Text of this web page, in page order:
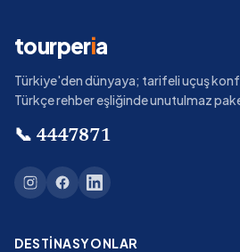
tourperia
Türkiye'den dünyaya; tarifeli uçuş
Türkçe rehber eşliğinde unutulmaz
📞 4447871
DESTINASYONLAR